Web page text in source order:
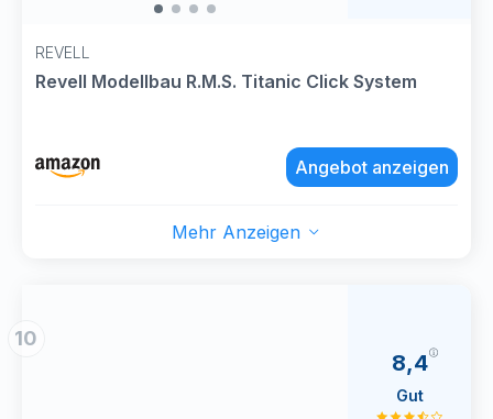
REVELL
Revell Modellbau R.M.S. Titanic Click System
Angebot anzeigen
Mehr Anzeigen
10
8,4
Gut